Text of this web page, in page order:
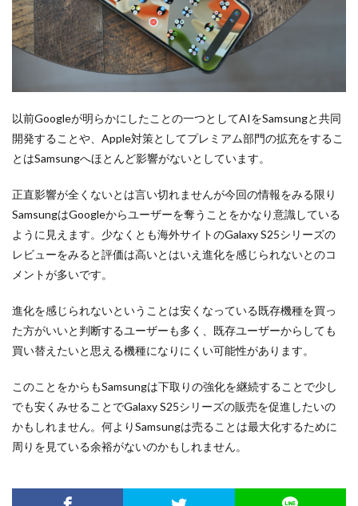
以前Googleが明らかにしたことの一つとしてAIをSamsungと共同
開発することや、Apple対策としてプレミアム部門の拡充をするこ
とはSamsungへほとんど影響がないとしています。
正直影響が全くないとは言い切れませんが今回の情報をみる限り
SamsungはGoogleからユーザーを奪うことをかなり意識している
ように見えます。少なくとも海外サイトのGalaxy S25シリーズの
レビューをみると評価は高いとはいえ進化を感じられないとのコ
メントが多いです。
進化を感じられないということは安くなっている既存機種を買っ
た方がいいと判断するユーザーも多く、既存ユーザーからしても
買い替えたいと思える機種になりにくい可能性があります。
このことをからもSamsungは下取りの強化を継続することで少し
でも安くみせることでGalaxy S25シリーズの販売を促進したいの
かもしれません。何よりSamsungは売ることは最大化するために
周りを見ている余裕がないのかもしれません。